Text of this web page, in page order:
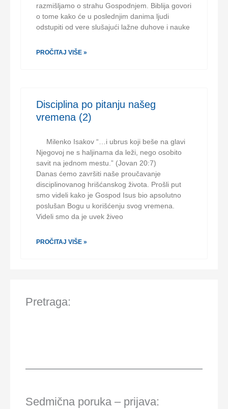
razmišljamo o strahu Gospodnjem. Biblija govori
o tome kako će u poslednjim danima ljudi
odstupiti od vere slušajući lažne duhove i nauke
PROČITAJ VIŠE »
Disciplina po pitanju našeg
vremena (2)
Milenko Isakov “…i ubrus koji beše na glavi
Njegovoj ne s haljinama da leži, nego osobito
savit na jednom mestu.” (Jovan 20:7)
Danas ćemo završiti naše proučavanje
disciplinovanog hrišćanskog života. Prošli put
smo videli kako je Gospod Isus bio apsolutno
poslušan Bogu u korišćenju svog vremena.
Videli smo da je uvek živeo
PROČITAJ VIŠE »
Pretraga:
Sedmična poruka – prijava: